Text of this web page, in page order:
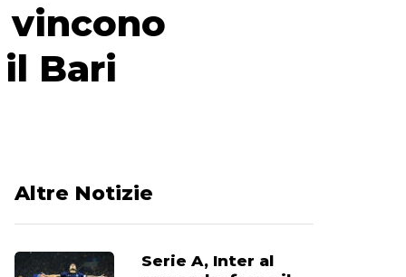
vincono
Bari
Altre Notizie
Serie A, Inter al